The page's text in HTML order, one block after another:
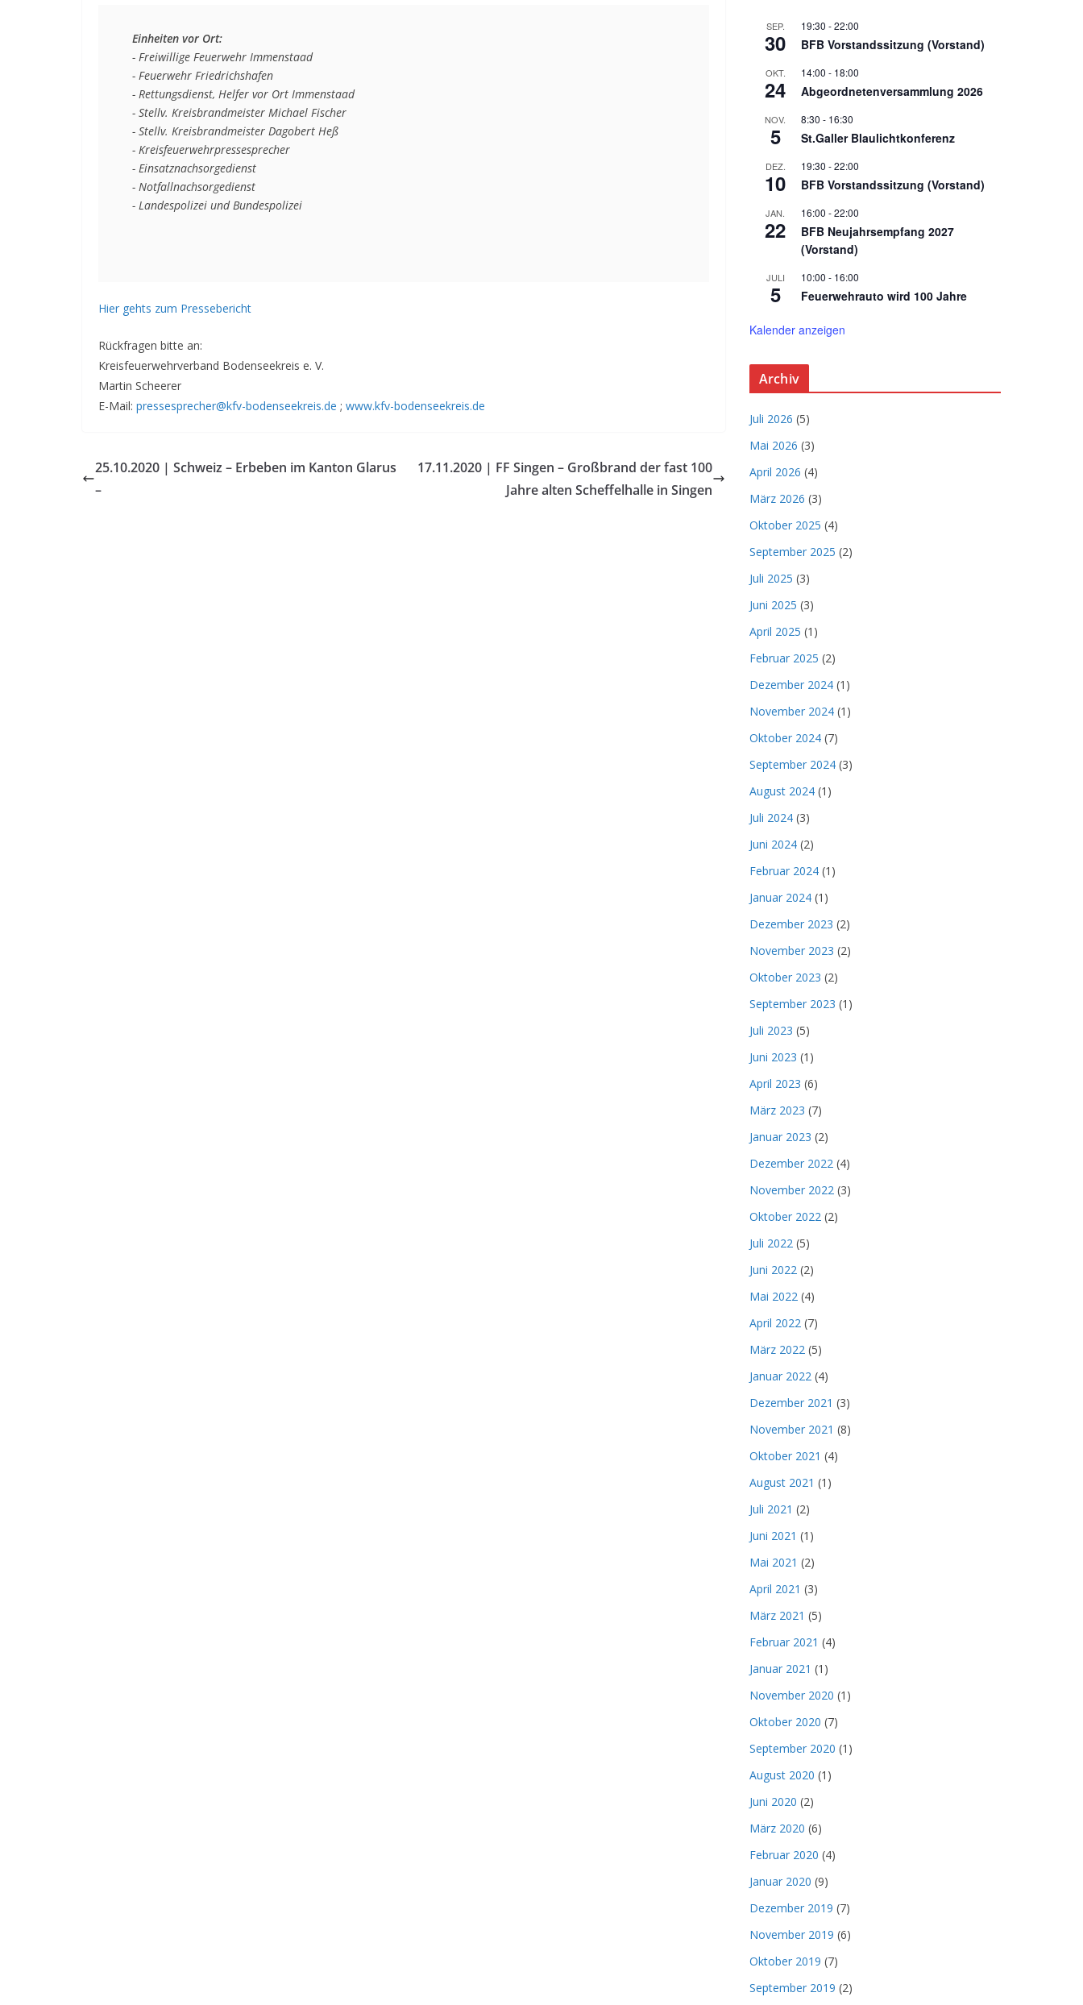
Einheiten vor Ort:
   - Landespolizei und Bundespolizei
Hier gehts zum Pressebericht
Rückfragen bitte an:
Kreisfeuerwehrverband Bodenseekreis e. V.
Martin Scheerer
E-Mail: pressesprecher@kfv-bodenseekreis.de ; www.kfv-bodenseekreis.de
25.10.2020 | Schweiz – Erbeben im Kanton Glarus
–
17.11.2020 | FF Singen – Großbrand der fast 100
Jahre alten Scheffelhalle in Singen
SEP.
30
19:30 -22:00
BFB Vorstandssitzung (Vorstand)
OKT.
24
14:00 - 18:00
Abgeordnetenversammlung 2026
NOV.
5
8:30 - 16:30
St.Galler Blaulichtkonferenz
DEZ.
10
19:30 -22:00
BFB Vorstandssitzung (Vorstand)
JAN.
22
16:00 -22:00
BFB Neujahrsempfang 2027
(Vorstand)
JULI
5
10:00 - 16:00
Feuerwehrauto wird 100 Jahre
Kalender anzeigen
Archiv
Juli 2026 (5)
Mai 2026 (3)
April 2026 (4)
März 2026 (3)
Oktober 2025 (4)
September 2025 (2)
Juli 2025 (3)
Juni 2025 (3)
April 2025 (1)
Februar 2025 (2)
Dezember 2024 (1)
November 2024 (1)
Oktober 2024 (7)
September 2024 (3)
August 2024 (1)
Juli 2024 (3)
Juni 2024 (2)
Februar 2024 (1)
Januar 2024 (1)
Dezember 2023 (2)
November 2023 (2)
Oktober 2023 (2)
September 2023 (1)
Juli 2023 (5)
Juni 2023 (1)
April 2023 (6)
März 2023 (7)
Januar 2023 (2)
Dezember 2022 (4)
November 2022 (3)
Oktober 2022 (2)
Juli 2022 (5)
Juni 2022 (2)
Mai 2022 (4)
April 2022 (7)
März 2022 (5)
Januar 2022 (4)
Dezember 2021 (3)
November 2021 (8)
Oktober 2021 (4)
August 2021 (1)
Juli 2021 (2)
Juni 2021 (1)
Mai 2021 (2)
April 2021 (3)
März 2021 (5)
Februar 2021 (4)
Januar 2021 (1)
November 2020 (1)
Oktober 2020 (7)
September 2020 (1)
August 2020 (1)
Juni 2020 (2)
März 2020 (6)
Februar 2020 (4)
Januar 2020 (9)
Dezember 2019 (7)
November 2019 (6)
Oktober 2019 (7)
September 2019 (2)